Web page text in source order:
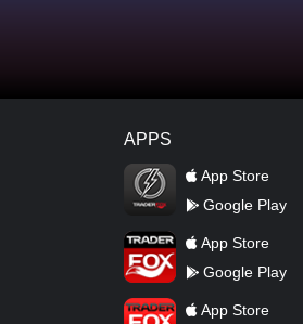
APPS
TraderFox Flash
App Store
Google Play
TraderFox AppApp Store
Google Play
TraderFox ProApp Store